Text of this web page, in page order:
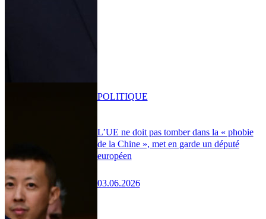
L’UE ne doit pas tomber dans la « phobie
de la Chine », met en garde un député
européen
03.06.2026
POLITIQUE